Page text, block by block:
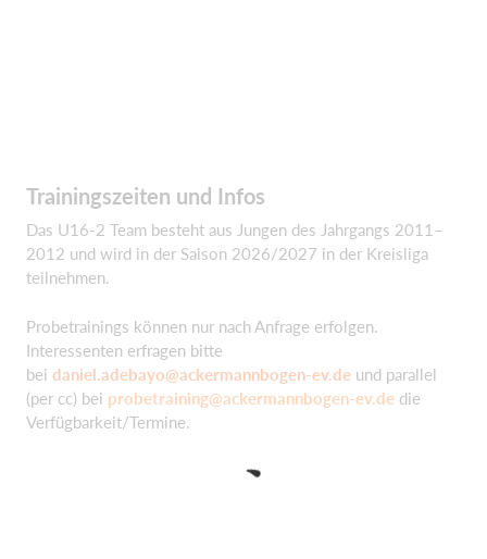
Trainingszeiten und Infos
Das U16-2 Team besteht aus Jungen des Jahrgangs 2011–
2012 und wird in der Saison 2026/2027 in der Kreisliga
teilnehmen.
Probetrainings können nur nach Anfrage erfolgen.
Interessenten erfragen bitte
bei daniel.adebayo@ackermannbogen-ev.de und parallel
(per cc) bei probetraining@ackermannbogen-ev.de die
Verfügbarkeit/Termine.